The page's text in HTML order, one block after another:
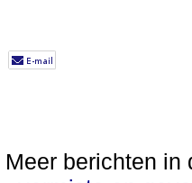
Meer berichten in